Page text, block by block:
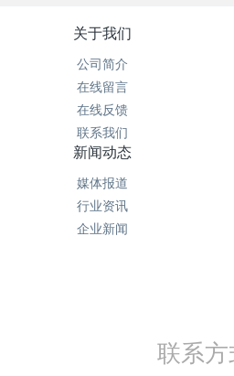
关于我们
公司简介
在线留言
在线反馈
联系我们
新闻动态
媒体报道
行业资讯
企业新闻
联系